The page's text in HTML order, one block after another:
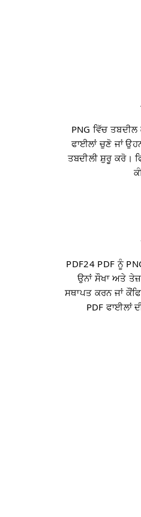
PNG ਵਿੱਚ
ਫਾਈਲਾਂ ਚੁਣੋ ਜਾਂ
ਤਬਦੀਲੀ ਸ਼ੁਰੂ ਕਰੋ।
PDF24 PDF ਨੂੰ
ਉਨਾਂ ਸੌਖਾ ਅਤੇ
ਸਥਾਪਤ ਕਰਨ ਜਾਂ
PDF ਫਾਈਲਾਂ